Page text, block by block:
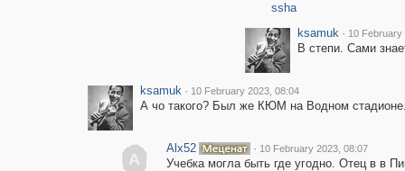
ssha
ksamuk · 10 February
В степи. Сами
ksamuk · 10 February 2023, 08:04
А чо такого? Был же КЮМ на Водном
A
Alx52 · 10 February 2023, 08:07
Учебка могла быть где угодно. Отец в в